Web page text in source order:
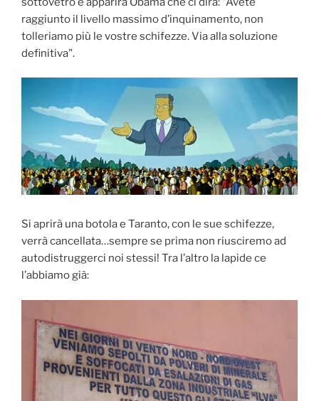
raggiunto il livello massimo d’inquinamento, non
tolleriamo più le vostre schifezze. Via alla soluzione
definitiva".
Si aprirà una botola e Taranto, con le sue schifezze,
verrà cancellata…sempre se prima non riusciremo ad
autodistruggerci noi stessi! Tra l’altro la lapide ce
l’abbiamo già: